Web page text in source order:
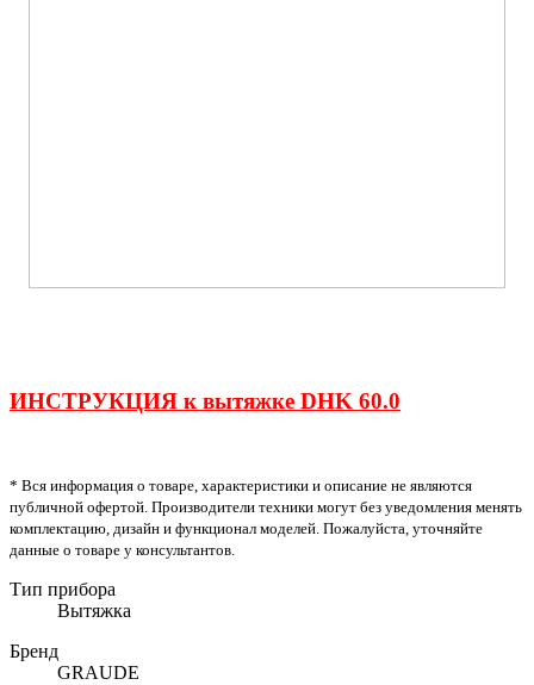
ИНСТРУКЦИЯ к вытяжке DHK 60.0
* Вся информация о товаре, характеристики и описание не являются
публичной офертой. Производители техники могут без уведомления менять
комплектацию, дизайн и функционал моделей. Пожалуйста, уточняйте
данные о товаре у консультантов.
Тип прибора
Вытяжка
Бренд
GRAUDE